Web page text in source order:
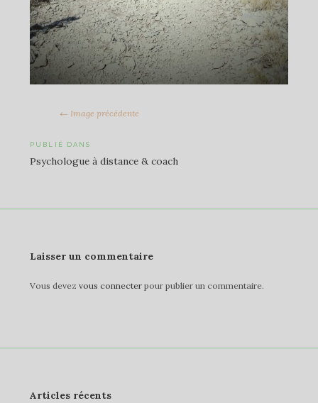
← Image précédente
Navigation
de
PUBLIÉ DANS
Psychologue à distance & coach
Laisser un commentaire
Vous devez vous connecter pour publier un commentaire.
Articles récents